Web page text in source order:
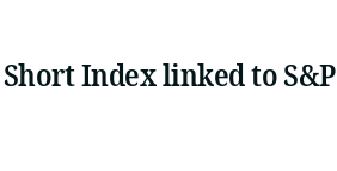
Short Index linked to